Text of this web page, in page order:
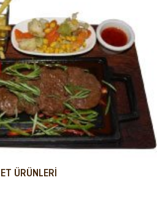
ET ÜRÜNLERI